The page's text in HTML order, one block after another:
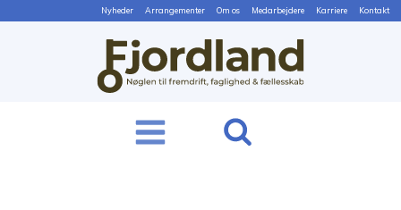
Nyheder Arrangementer Om os Medarbejdere Karriere Kontakt